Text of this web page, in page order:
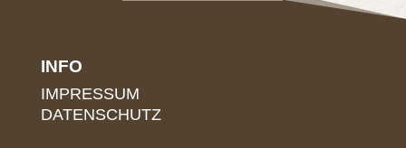
INFO
IMPRESSUM
DATENSCHUTZ